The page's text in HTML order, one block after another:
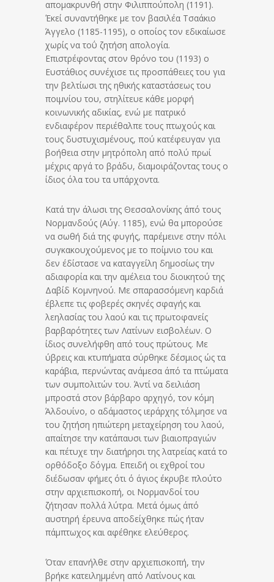
απομακρυνθή στην Φιλιππούπολη (1191).
Έκεί συναντήθηκε με τον βασιλέα Τσαάκιο
Άγγελο (1185-1195), ο οποίος τον εδικαίωσε
χωρίς να τοΰ ζητήση απολογία.
Επιστρέφοντας στον θρόνο του (1193) ο
Ευστάθιος συνέχισε τις προσπάθειες του για
την βελτίωσι της ηθικής καταστάσεως του
ποιμνίου του, στηλίτευε κάθε μορφή
κοινωνικής αδικίας, ενώ με πατρικό
ενδιαφέρον περιέθαλπε τους πτωχούς και
τους δυστυχισμένους, πού κατέφευγαν για
βοήθεια στην μητρόπολη από πολύ πρωί
μέχρις αργά το βράδυ, διαμοιράζοντας τους ο
ίδιος όλα του τα υπάρχοντα.
Κατά την άλωσι της Θεσσαλονίκης άπό τους
Νορμανδούς (Αύγ. 1185), ενώ θα μπορούσε
να σωθή διά της φυγής, παρέμεινε στην πόλι
συγκακουχούμενος με το ποίμνιο του και
δεν έδίστασε να καταγγείλη δημοσίως την
αδιαφορία και την αμέλεια του διοικητού της
Δαβίδ Κομνηνού. Με σπαρασσόμενη καρδιά
έβλεπε τις φοβερές σκηνές σφαγής και
λεηλασίας του λαού και τις πρωτοφανείς
βαρβαρότητες των Λατίνων εισβολέων. Ο
ίδιος συνελήφθη από τους πρώτους. Με
ύβρεις και κτυπήματα σύρθηκε δέσμιος ώς τα
καράβια, περνώντας ανάμεσα άπό τα πτώματα
των συμπολιτών του. Άντί να δειλιάση
μπροστά στον βάρβαρο αρχηγό, τον κόμη
Άλδουίνο, ο αδάμαστος ιεράρχης τόλμησε να
του ζητήση ηπιώτερη μεταχείρηση του λαού,
απαίτησε την κατάπαυσι των βιαιοπραγιών
και πέτυχε την διατήρησι της λατρείας κατά το
ορθόδοξο δόγμα. Επειδή οι εχθροί του
διέδωσαν φήμες ότι ό άγιος έκρυβε πλούτο
στην αρχιεπισκοπή, οι Νορμανδοί του
ζήτησαν πολλά λύτρα. Μετά όμως άπό
αυστηρή έρευνα αποδείχθηκε πώς ήταν
πάμπτωχος και αφέθηκε ελεύθερος.
Όταν επανήλθε στην αρχιεπισκοπή, την
βρήκε κατειλημμένη από Λατίνους και